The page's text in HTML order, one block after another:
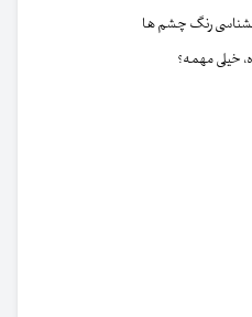
رنگ چشم ها
خیلی مهمه؟